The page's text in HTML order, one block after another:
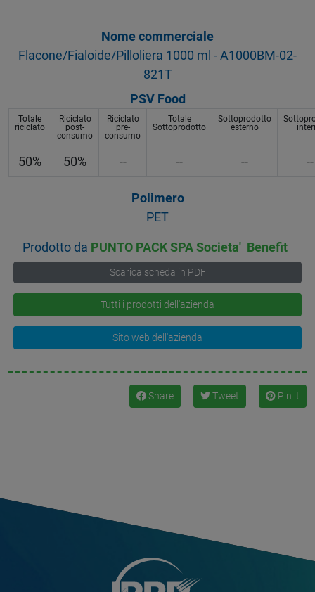
Nome commerciale
Flacone/Fialoide/Pilloliera 1000 ml - A1000BM-02-
821T
PSV Food
Totale
riciclato
Riciclato
post-
consumo
Riciclato
pre-
consumo
Totale
Sottoprodotto
Sottoprodotto
esterno
50% 50% -- -- -- --
Polimero
PET
Prodotto da PUNTO PACK SPA Societa' Benefit
Scarica scheda in PDF
Tutti i prodotti dell'azienda
Sito web dell'azienda
Share Tweet Pin it